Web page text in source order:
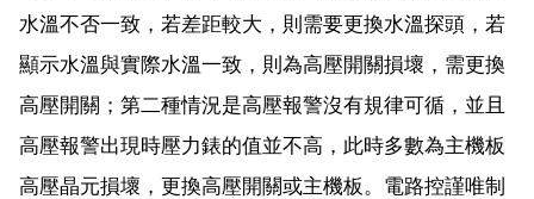
水溫不否一致，若差距較大，則需要更換水溫探頭，若
顯示水溫與實際水溫一致，則為高壓開關損壞，需更換
高壓開關；第二種情況是高壓報警沒有規律可循，並且
高壓報警出現時壓力錶的值並不高，此時多數為主機板
高壓晶元損壞，更換高壓開關或主機板。電路控謹唯制